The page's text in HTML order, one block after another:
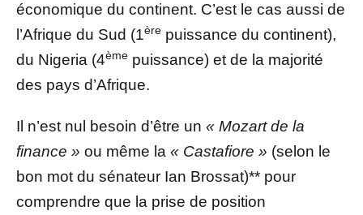
économique du continent. C’est le cas aussi de
l’Afrique du Sud (1ère puissance du continent),
du Nigeria (4ème puissance) et de la majorité
des pays d’Afrique.
Il n’est nul besoin d’être un « Mozart de la
finance » ou même la « Castafiore » (selon le
bon mot du sénateur Ian Brossat)** pour
comprendre que la prise de position